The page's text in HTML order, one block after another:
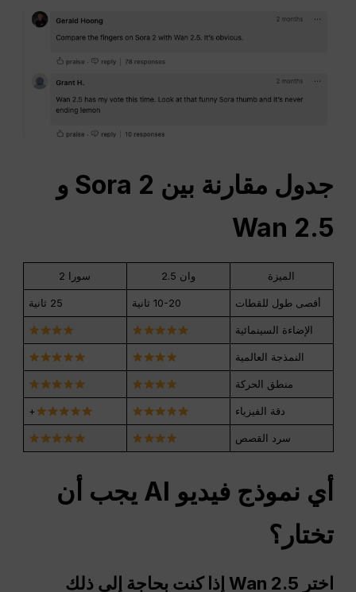
جدول مقارنة بين Sora 2 و
Wan 2.5
الميزة وان 2.5 سورا 2
أقصى طول للقطات 10-20 ثانية 25 ثانية
الإضاءة السينمائية
النمذجة العالمية
منطق الحركة
دقة الفيزياء +
سرد القصص
أي نموذج فيديو AI يجب أن
تختار؟
اختر Wan 2.5 إذا كنت بحاجة إلى ذلك